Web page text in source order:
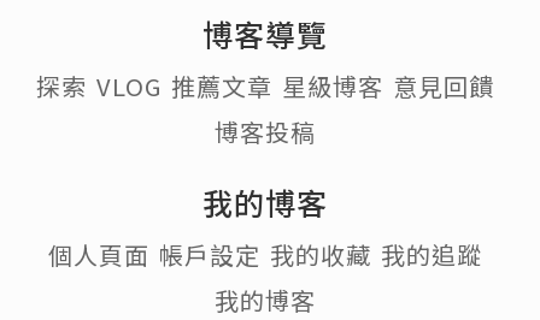
博客導覽
探索 VLOG 推薦文章 星級博客 意見回饋
博客投稿
我的博客
個人頁面 帳戶設定 我的收藏 我的追蹤
我的博客